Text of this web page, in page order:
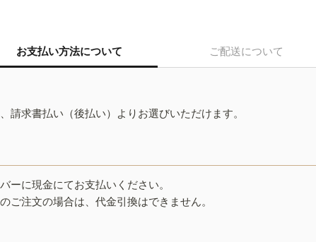
お支払い方法について ご配送について
請求書払い（後払い）よりお選びいただけます。
ーに現金にてお支払いください。
ご注文の場合は、代金引換はできません。